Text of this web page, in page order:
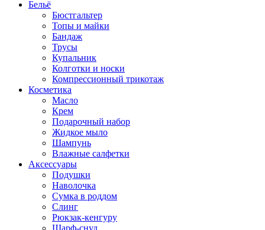
Бельё
Бюстгальтер
Топы и майки
Бандаж
Трусы
Купальник
Колготки и носки
Компрессионный трикотаж
Косметика
Масло
Крем
Подарочный набор
Жидкое мыло
Шампунь
Влажные салфетки
Аксессуары
Подушки
Наволочка
Сумка в роддом
Cлинг
Рюкзак-кенгуру
Шарф-снуд